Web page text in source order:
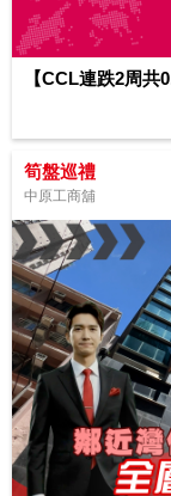
【CCL連跌2周共
筍盤巡禮
中原工商舖